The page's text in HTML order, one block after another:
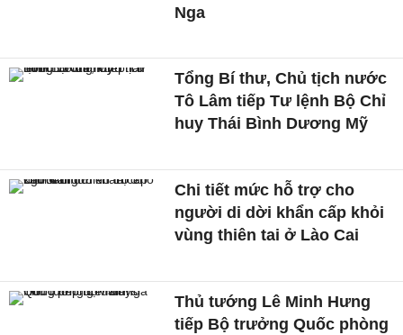
Nga
Tổng Bí thư, Chủ tịch nước
Tô Lâm tiếp Tư lệnh Bộ Chỉ
huy Thái Bình Dương Mỹ
Chi tiết mức hỗ trợ cho
người di dời khẩn cấp khỏi
vùng thiên tai ở Lào Cai
Thủ tướng Lê Minh Hưng
tiếp Bộ trưởng Quốc phòng